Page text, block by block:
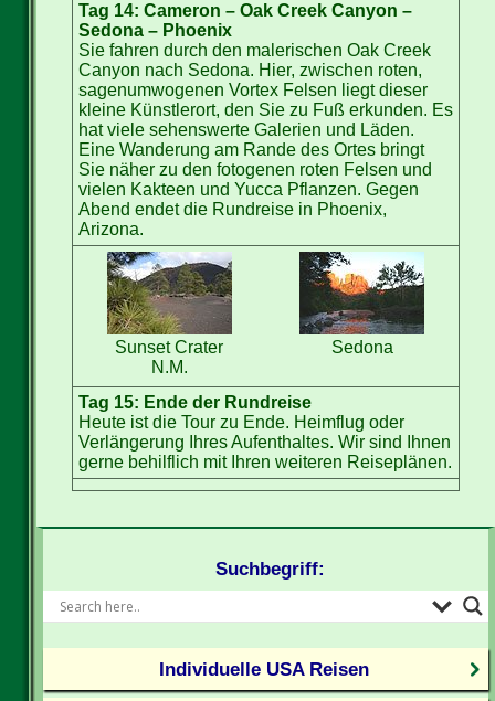
Tag 14: Cameron – Oak Creek Canyon –
Sedona – Phoenix
Sie fahren durch den malerischen Oak Creek
Canyon nach Sedona. Hier, zwischen roten,
sagenumwogenen Vortex Felsen liegt dieser
kleine Künstlerort, den Sie zu Fuß erkunden. Es
hat viele sehenswerte Galerien und Läden.
Eine Wanderung am Rande des Ortes bringt
Sie näher zu den fotogenen roten Felsen und
vielen Kakteen und Yucca Pflanzen. Gegen
Abend endet die Rundreise in Phoenix,
Arizona.
Sunset Crater
N.M.
Sedona
Tag 15: Ende der Rundreise
Heute ist die Tour zu Ende. Heimflug oder
Verlängerung Ihres Aufenthaltes. Wir sind Ihnen
gerne behilflich mit Ihren weiteren Reiseplänen.
Suchbegriff:
Individuelle USA Reisen